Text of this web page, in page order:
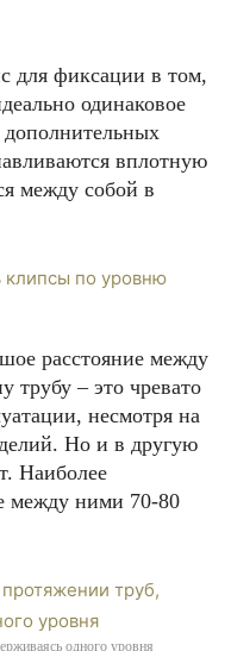
для фиксации в том,
одинаковое
дополнительных
вплотную
между собой в
расстояние между
– это чревато
несмотря на
Но и в другую
Наиболее
между ними 70-80
одного уровня